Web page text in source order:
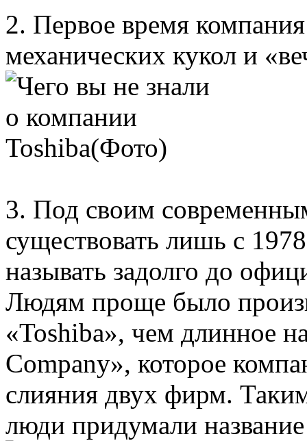
2. Первое время
механических кукол и
3. Под своим
существовать лишь с
называть задолго до
Людям проще было
«Toshiba», чем длинное
Company», которое
слияния двух фирм.
люди придумали